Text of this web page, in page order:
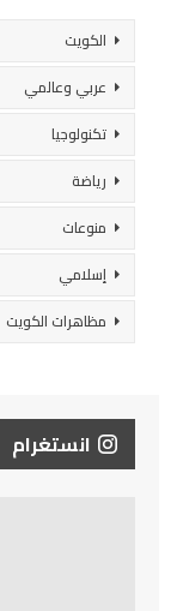
الكويت
عربي وعالمي
تكنولوجيا
رياضة
منوعات
إسلامي
مظاهرات الكويت
انستغرام